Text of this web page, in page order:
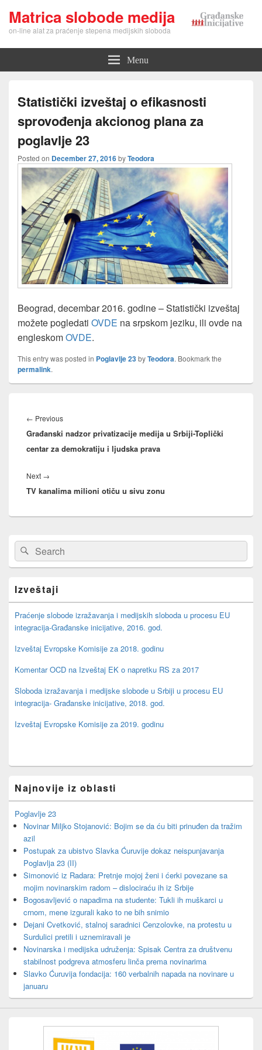
Matrica slobode medija
on-line alat za praćenje stepena medijskih sloboda
Menu
Statistički izveštaj o efikasnosti
sprovođenja akcionog plana za
poglavlje 23
Posted on December 27, 2016byTeodora
Beograd, decembar 2016. godine – Statistički izveštaj
možete pogledati OVDE na srpskom jeziku, ili ovde na
engleskomOVDE.
This entry was posted in Poglavlje 23byTeodora. Bookmark the
permalink.
navigation
← PreviousPrevious
post:
Građanski nadzor privatizacije medija u Srbiji-Toplički
centar za demokratiju i ljudska prava
Next →
post:
TV kanalima milioni otiču u sivu zonu
Primary
Sidebar
Widget
Area
Search
for:
Search
Izveštaji
Praćenje slobode izražavanja i medijskih sloboda u procesu EU
integracija-Građanske inicijative, 2016. god.
Izveštaj Evropske Komisije za 2018. godinu
Komentar OCD na Izveštaj EK o napretku RS za 2017
Sloboda izražavanja i medijske slobode u Srbiji u procesu EU
integracija- Građanske inicijative, 2018. god.
Izveštaj Evropske Komisije za 2019. godinu
Najnovije iz oblasti
Poglavlje 23
Novinar Miljko Stojanović: Bojim se da ću biti prinuđen da tražim
azil
Postupak za ubistvo Slavka Ćuruvije dokaz neispunjavanja
Poglavlja 23 (II)
Simonović iz Radara: Pretnje mojoj ženi i ćerki povezane sa
mojim novinarskim radom – dislociraću ih iz Srbije
Bogosavljević o napadima na studente: Tukli ih muškarci u
crnom, mene izgurali kako to ne bih snimio
Dejani Cvetković, stalnoj saradnici Cenzolovke, na protestu u
Surdulici pretili i uznemiravali je
Novinarska i medijska udruženja: Spisak Centra za društvenu
stabilnost podgreva atmosferu linča prema novinarima
Slavko Ćuruvija fondacija: 160 verbalnih napada na novinare u
januaru